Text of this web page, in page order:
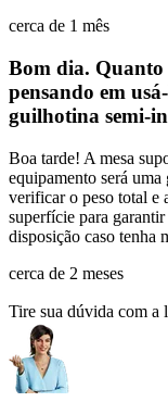
cerca de 1 mês
Bom dia. Quanto
pensando em
guilhotina semi-
Boa tarde! A mesa
equipamento será
verificar o peso total e
superfície para
disposição caso tenha
cerca de 2 meses
Tire sua dúvida com a